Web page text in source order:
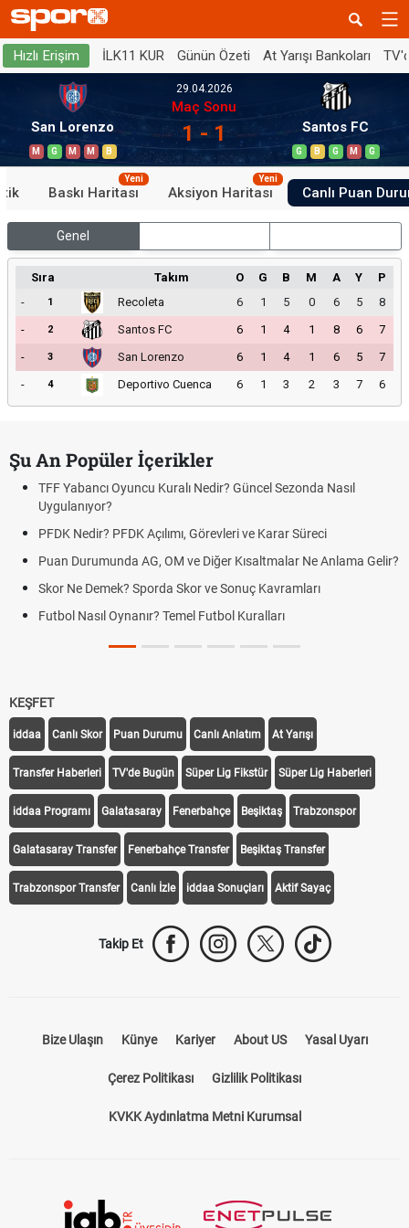
Hızlı Erişim İLK11 KUR Günün Özeti At Yarışı Bankoları
San Lorenzo
M G M M B
29.04.2026
Maç Sonu
1 - 1 Santos FC
G B G M G
Baskı Haritası
Yeni
Aksiyon Haritası
Yeni
Canlı Puan
Genel
Sıra Takım O G B M A Y
P
-
1 Recoleta 6 1 5 0 6 5
8
-
2 Santos FC 6 1 4 1 8 6
7
-
3 San Lorenzo 6 1 4 1 6 5
7
-
4 Deportivo Cuenca 6 1 3 2 3 7 6
Şu An Popüler İçerikler
TFF Yabancı Oyuncu Kuralı Nedir? Güncel Sezonda Nasıl
Uygulanıyor?
PFDK Nedir? PFDK Açılımı, Görevleri ve Karar Süreci
Puan Durumunda AG, OM ve Diğer Kısaltmalar Ne Anlama Gelir?
Skor Ne Demek? Sporda Skor ve Sonuç Kavramları
Futbol Nasıl Oynanır? Temel Futbol Kuralları
KEŞFET
iddaa Canlı Skor Puan Durumu Canlı Anlatım At Yarışı
Transfer Haberleri TV'de Bugün Süper Lig Fikstür Süper Lig Haberleri
iddaa Programı Galatasaray Fenerbahçe Beşiktaş Trabzonspor
Galatasaray Transfer Fenerbahçe Transfer Beşiktaş Transfer
Trabzonspor Transfer Canlı İzle iddaa Sonuçları Aktif Sayaç
Takip Et
Bize Ulaşın Künye Kariyer About US Yasal Uyarı
Çerez Politikası Gizlilik Politikası
KVKK Aydınlatma Metni Kurumsal